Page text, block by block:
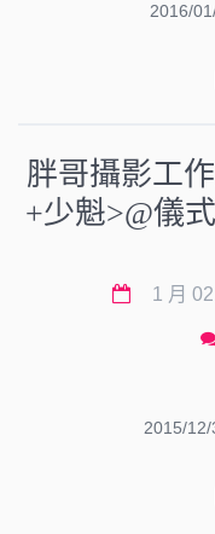
2016/
胖哥攝影工
+少魁>@儀
1 月
2015/12/